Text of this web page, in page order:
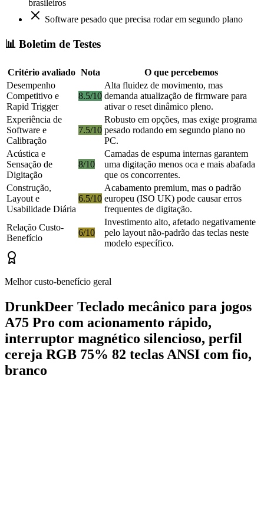
brasileiros
Software pesado que precisa rodar em segundo plano
📊 Boletim de Testes
Critério avaliado Nota
O que percebemos
Desempenho
Competitivo e
Rapid Trigger
8.5/10
Alta fluidez de movimento, mas
demanda atualização de firmware para
ativar o reset dinâmico pleno.
Experiência de
Software e
Calibração
7.5/10
Robusto em opções, mas exige programa
pesado rodando em segundo plano no
PC.
Acústica e
Sensação de
Digitação
8/10
Camadas de espuma internas garantem
uma digitação menos oca e mais abafada
que os concorrentes.
Construção,
Layout e
Usabilidade Diária
6.5/10
Acabamento premium, mas o padrão
europeu (ISO UK) pode causar erros
frequentes de digitação.
Relação Custo-
Benefício
6/10
Investimento alto, afetado negativamente
pelo layout não-padrão das teclas neste
modelo específico.
Melhor custo-benefício geral
DrunkDeer Teclado mecânico para jogos
A75 Pro com acionamento rápido,
interruptor magnético silencioso, perfil
cereja RGB 75% 82 teclas ANSI com fio,
branco